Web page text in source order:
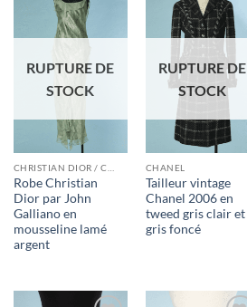
Ajouter
à la liste
d'envies
RUPTURE DE
STOCK
CHRISTIAN DIOR / CRISTIAN DIOR HAUTE COUTURE / CHRISTIAN DIOR BOUTIQUE / MISS DIOR
Robe Christian
Dior par John
Galliano en
mousseline lamé
argent
Ajouter
à la liste
d'envies
RUPTURE DE
STOCK
CHANEL
Tailleur vintage
Chanel 2006 en
tweed gris clair et
gris foncé